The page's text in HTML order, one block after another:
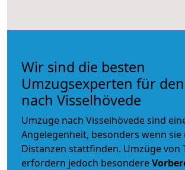
Wir sind die besten
Umzugsexperten für
nach Visselhövede
Umzüge nach Visselhövede sind
Angelegenheit, besonders wenn
Distanzen stattfinden. Umzüge von
erfordern jedoch besondere